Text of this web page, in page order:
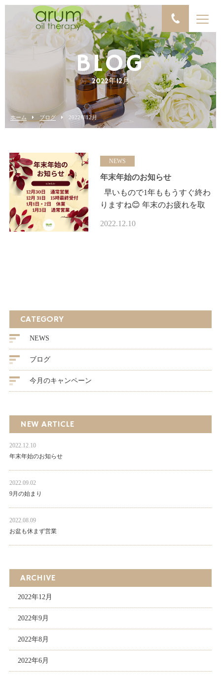
BLOG
2022年12月
ホーム ブログ 2022年12月
NEWS
年末年始のお知らせ
早いもので1年ももうすぐ終わ
りますね😊 年末のお疲れを取
2022.12.10
CATEGORY
NEWS
ブログ
今月のキャンペーン
NEW ARTICLE
2022.12.10
年末年始のお知らせ
2022.09.02
9月の始まり
2022.08.09
お盆も休まず営業
ARCHIVE
2022年12月
2022年9月
2022年8月
2022年6月